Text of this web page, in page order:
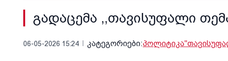
გადაცემა ,,თავისუფალი
06-05-2026 15:24 კატეგორიები:პოლიტიკა